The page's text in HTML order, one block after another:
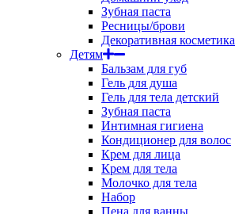
Зубная паста
Ресницы/брови
Декоративная косметика
Детям
Бальзам для губ
Гель для душа
Гель для тела детский
Зубная паста
Интимная гигиена
Кондиционер для волос
Крем для лица
Крем для тела
Молочко для тела
Набор
Пена для ванны